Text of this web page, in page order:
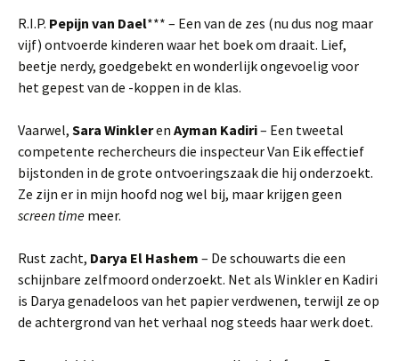
R.I.P. Pepijn van Dael*** – Een van de zes (nu dus nog maar
vijf) ontvoerde kinderen waar het boek om draait. Lief,
beetje nerdy, goedgebekt en wonderlijk ongevoelig voor
het gepest van de -koppen in de klas.
Vaarwel, Sara Winkleren Ayman Kadiri– Een tweetal
competente rechercheurs die inspecteur Van Eik effectief
bijstonden in de grote ontvoeringszaak die hij onderzoekt.
Ze zijn er in mijn hoofd nog wel bij, maar krijgen geen
screen time meer.
Rust zacht, Darya El Hashem – De schouwarts die een
schijnbare zelfmoord onderzoekt. Net als Winkler en Kadiri
is Darya genadeloos van het papier verdwenen, terwijl ze op
de achtergrond van het verhaal nog steeds haar werk doet.